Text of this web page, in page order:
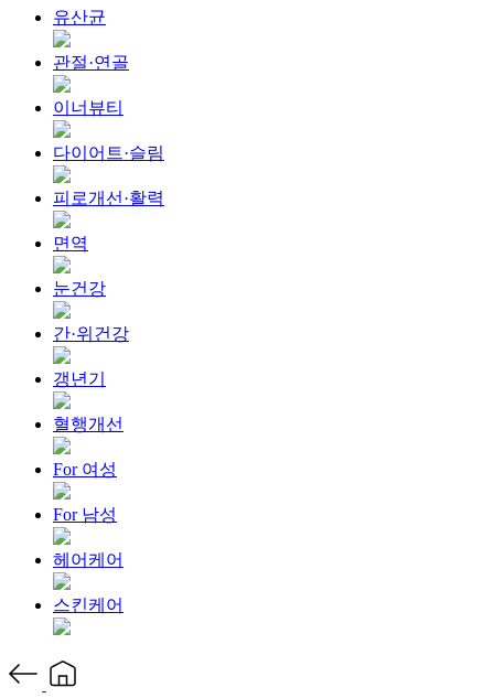
유산균
관절·연골
이너뷰티
다이어트·슬림
피로개선·활력
면역
눈건강
간·위건강
갱년기
혈행개선
For 여성
For 남성
헤어케어
스킨케어